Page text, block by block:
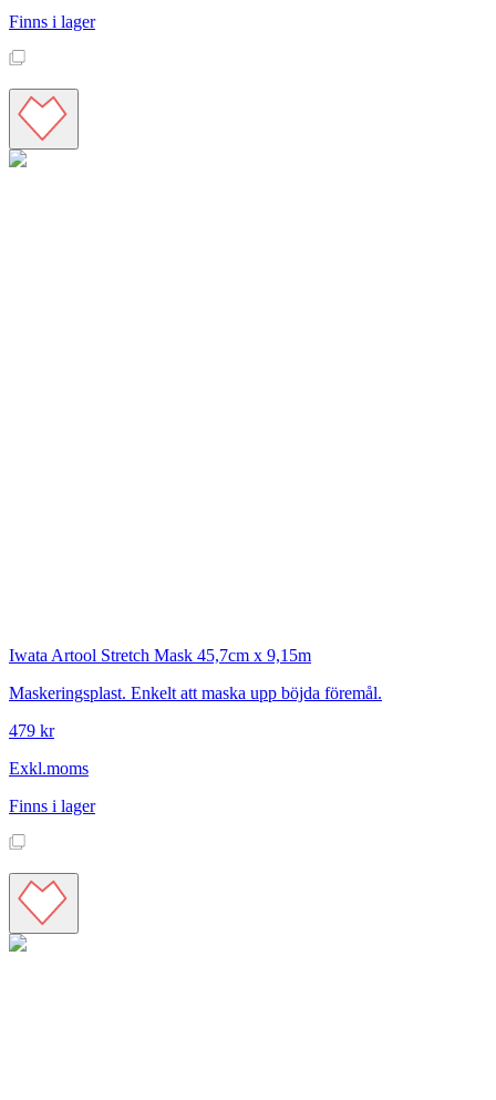
Finns i lager
Iwata Artool Stretch Mask 45,7cm x 9,15m
Maskeringsplast. Enkelt att maska upp böjda föremål.
479 kr
Exkl.moms
Finns i lager